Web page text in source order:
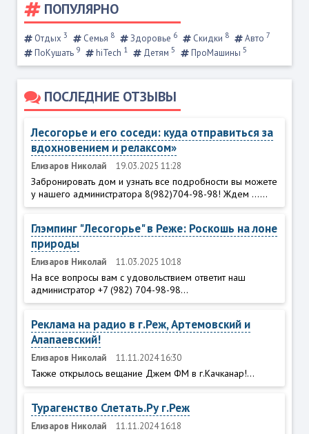
ПОПУЛЯРНО
Отдых 3 Семья 8 Здоровье 6 Скидки 8 Авто 7
ПоКушать 9 hiTech 1 Детям 5 ПроМашины 5
ПОСЛЕДНИЕ ОТЗЫВЫ
Лесогорье и его соседи: куда отправиться за
вдохновением и релаксом»
Елизаров Николай 19.03.2025 11:28
Забронировать дом и узнать все подробности вы можете
у нашего администратора 8(982)704-98-98! Ждем ......
Глэмпинг "Лесогорье" в Реже: Роскошь на лоне
природы
Елизаров Николай 11.03.2025 10:18
На все вопросы вам с удовольствием ответит наш
администратор +7 (982) 704-98-98...
Реклама на радио в г.Реж, Артемовский и
Алапаевский!
Елизаров Николай 11.11.2024 16:30
Также открылось вещание Джем ФМ в г.Качканар!...
Турагенство Слетать.Ру г.Реж
Елизаров Николай 11.11.2024 16:18